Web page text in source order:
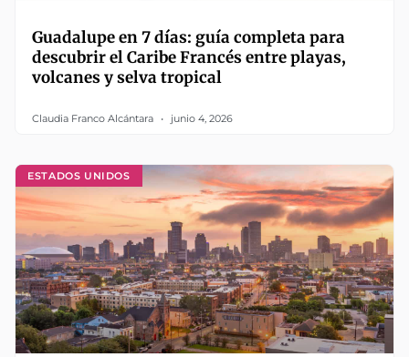
Guadalupe en 7 días: guía completa para
descubrir el Caribe Francés entre playas,
volcanes y selva tropical
Claudia Franco Alcántara junio 4, 2026
ESTADOS UNIDOS